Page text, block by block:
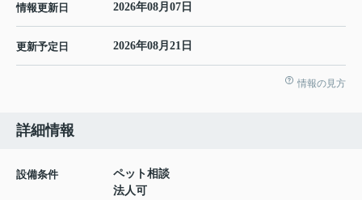
情報更新日 2026年08月07日
更新予定日 2026年08月21日
情報の見方
詳細情報
設備条件
ペット相談
法人可